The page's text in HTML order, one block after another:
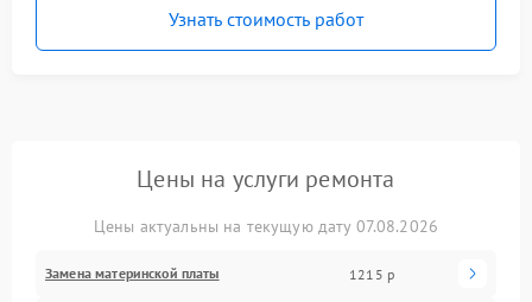
Узнать стоимость работ
Цены на услуги ремонта
Цены актуальны на текущую дату 07.08.2026
Замена материнской платы 1215 р